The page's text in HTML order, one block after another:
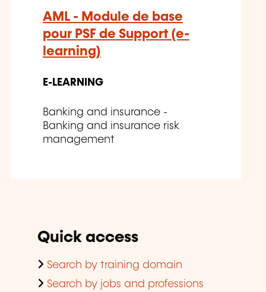
AML - Module de base
pour PSF de Support (e-
learning)
E-LEARNING
Banking and insurance -
Banking and insurance risk
management
Quick access
Search by training domain
Search by jobs and professions